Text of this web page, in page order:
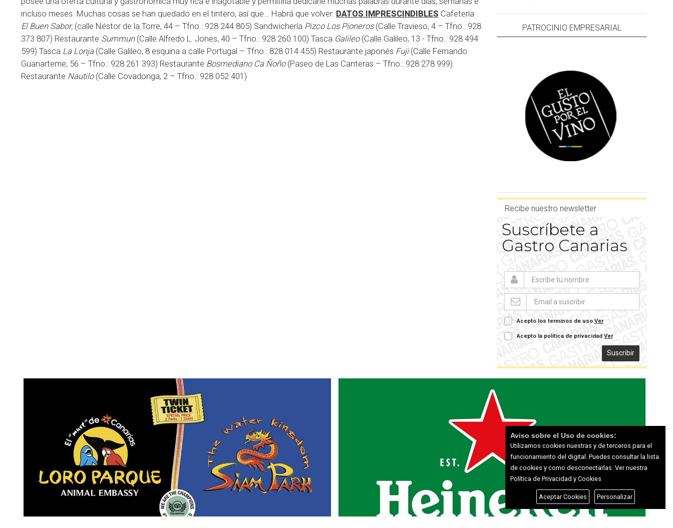
incluso meses. Muchas cosas se han quedado en el tintero, así que… Habrá que volver. DATOS IMPRESCINDIBLES Cafetería
El Buen Sabor, (calle Néstor de la Torre, 44 – Tfno.: 928 244 805) Sandwichería Pizco Los Pioneros (Calle Travieso, 4 – Tfno.: 928
373 807) Restaurante Summun(Calle Alfredo L. Jones, 40 – Tfno.: 928 260 100) Tasca Galileo(Calle Galileo, 13 - Tfno.: 928 494
599) Tasca La Lonja(Calle Galileo, 8 esquina a calle Portugal – Tfno.: 828 014 455) Restaurante japonés Fuji(Calle Fernando
Guanarteme, 56 – Tfno.: 928 261 393) Restaurante Bosmediano Ca Ñoño(Paseo de Las Canteras – Tfno.: 928 278 999)
Restaurante Nautilo(Calle Covadonga, 2 – Tfno.: 928 052 401)
PATROCINIO EMPRESARIAL
Recibe nuestro newsletter
Suscríbete a
Gastro Canarias
Acepto los terminos de uso Ver
Acepto la política de privacidad Ver
Suscribir
Aviso sobre el Uso de cookies:
Utilizamos cookies nuestras y de terceros para el
funcionamiento del digital. Puedes consultar la lista
de cookies y como desconectarlas. Ver nuestra
Política de Privacidad y Cookies
Aceptar Cookies Personalizar